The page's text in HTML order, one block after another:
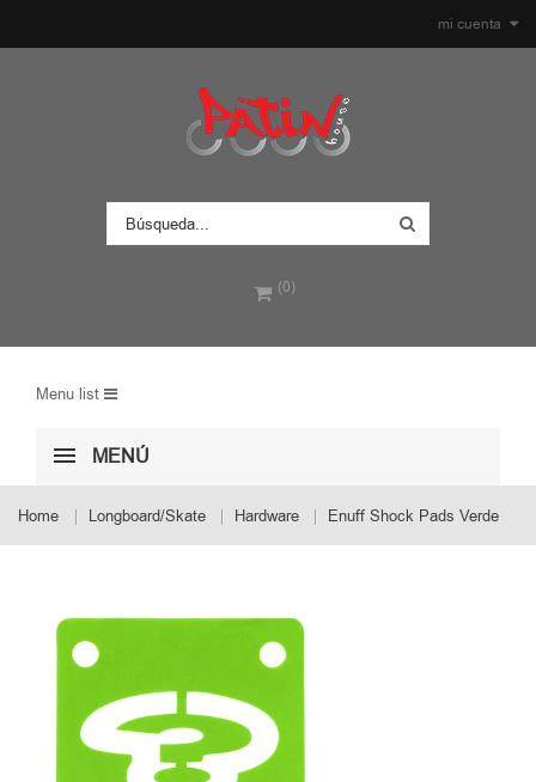
mi cuenta
(0)
Menu list
MENÚ
Home Longboard/Skate Hardware Enuff Shock Pads Verde